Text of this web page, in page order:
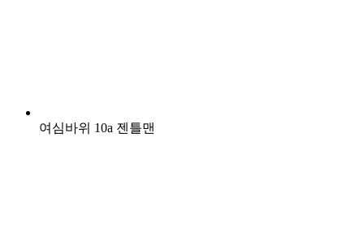
여심바위 10a 젠틀맨